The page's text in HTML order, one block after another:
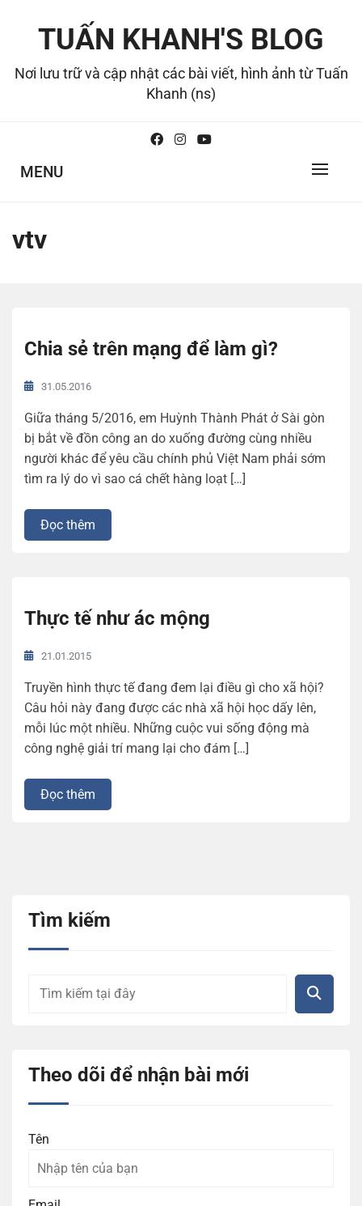
TUẤN KHANH'S BLOG
Nơi lưu trữ và cập nhật các bài viết, hình ảnh từ Tuấn
Khanh (ns)
MENU
vtv
Chia sẻ trên mạng để làm gì?
31.05.2016
Giữa tháng 5/2016, em Huỳnh Thành Phát ở Sài gòn
bị bắt về đồn công an do xuống đường cùng nhiều
người khác để yêu cầu chính phủ Việt Nam phải sớm
tìm ra lý do vì sao cá chết hàng loạt […]
Đọc thêm
Thực tế như ác mộng
21.01.2015
Truyền hình thực tế đang đem lại điều gì cho xã hội?
Câu hỏi này đang được các nhà xã hội học dấy lên,
mỗi lúc một nhiều. Những cuộc vui sống động mà
công nghệ giải trí mang lại cho đám […]
Đọc thêm
Tìm kiếm
Theo dõi để nhận bài mới
Tên